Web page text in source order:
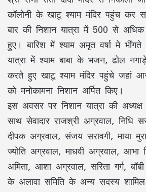
कॉलोनी के खाटू श्याम मंदिर पहुंच कर
बार की निशान यात्रा में 500 से अधिक
हुए। बारिश में श्याम अमृत वर्षा मे भींगते
यात्रा में श्याम बाबा के भजन, ढोल
करते हुए खाटू श्याम मंदिर पहुंचे जहां
को मनोकामना निशान अर्पित किए।
इस अवसर पर निशान यात्रा की अध्यक्ष
साथ सेवादार राजश्री अग्रवाल, निधि
दीपक अग्रवाल, संजय सरावगी, माया
ज्योति अग्रवाल, माधवी अग्रवाल, आभा
अमिता, आशा अग्रवाल, सरिता गर्ग,
के अलावा समिति के अन्य सदस्य